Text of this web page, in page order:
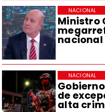
Ministro
nacional
NACIONAL
de
alta
NACIONAL